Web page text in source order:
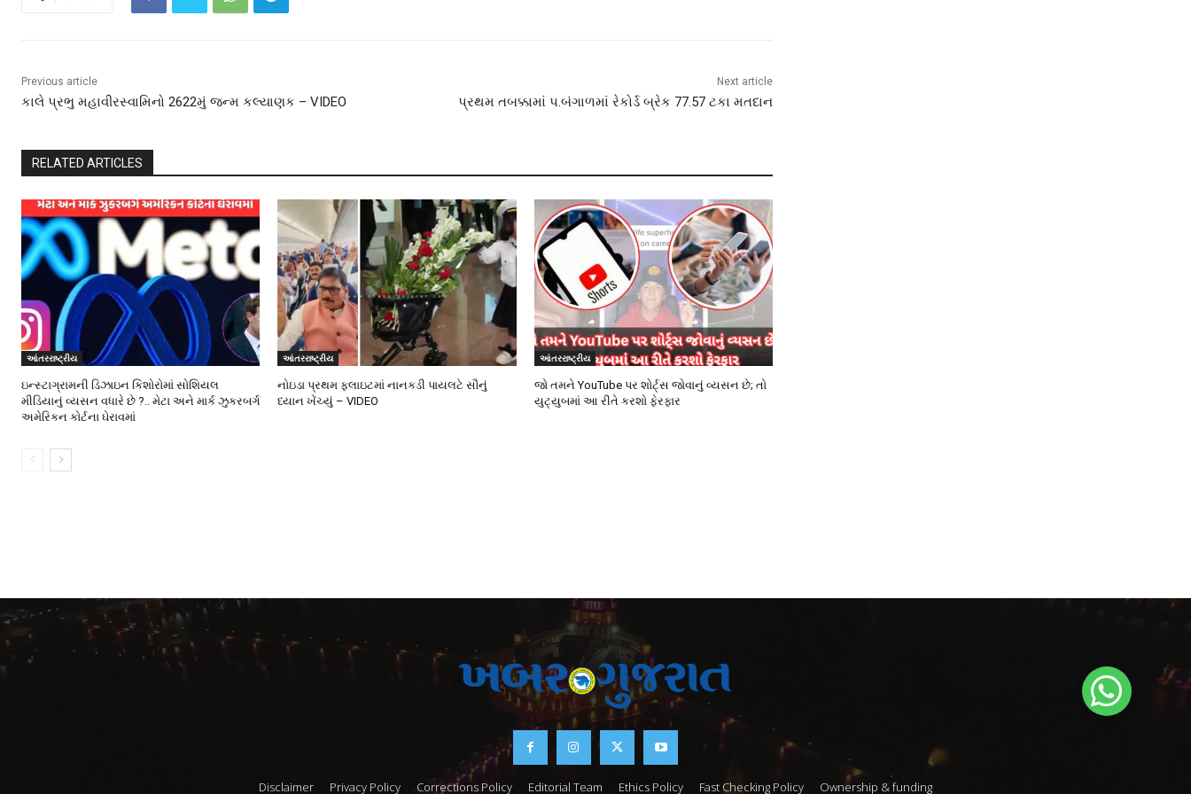
Previous article
કાલે પ્રભુ મહાવીરસ્વામિનો 2622મું જન્મ કલ્યાણક – VIDEO
Next article
પ્રથમ તબક્કામાં પ.બંગાળમાં રેકોર્ડ બ્રેક 77.57 ટકા મતદાન
RELATED ARTICLES
આંતરરાષ્ટ્રીય
ઇન્સ્ટાગ્રામની ડિઝાઇન કિશોરોમાં સોશિયલ
મીડિયાનું વ્યસન વધારે છે ?.. મેટા અને માર્ક ઝુકરબર્ગ
અમેરિકન કોર્ટના ઘેરાવમાં
આંતરરાષ્ટ્રીય
નોઇડા પ્રથમ ફ્લાઇટમાં નાનકડી પાયલટે સૌનું
ધ્યાન ખેંચ્યું – VIDEO
આંતરરાષ્ટ્રીય
જો તમને YouTube પર શોર્ટ્સ જોવાનું વ્યસન છે; તો
યુટ્યુબમાં આ રીતે કરશો ફેરફાર
Disclaimer Privacy Policy Corrections Policy Editorial Team Ethics Policy Fast Checking Policy Ownership & funding